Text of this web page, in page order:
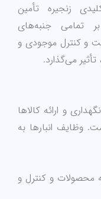
زنجیره تأمین
تمامی جنبه‌های
و کنترل موجودی و
می‌گذارد.
و ارائه کالاها
وظایف انبارها به
محصولات و کنترل و